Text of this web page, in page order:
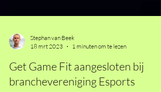
18 mrt 2023
1 minuten om te lezen
Get Game Fit aangesloten bij